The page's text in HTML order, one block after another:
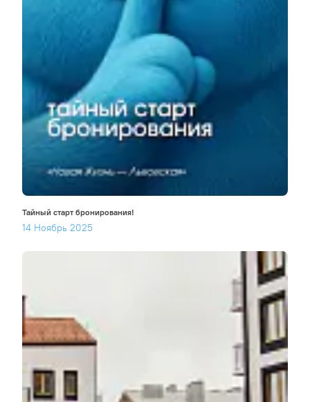
Тайный старт бронирования!
14 Ноябрь 2025